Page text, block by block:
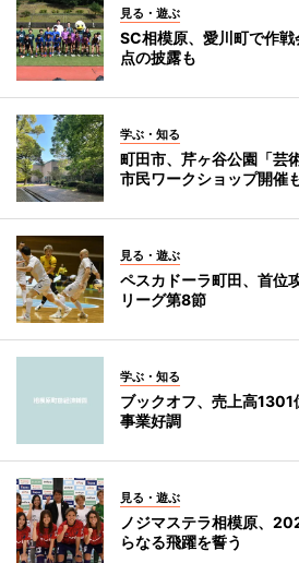
見る・遊ぶ
SC相模原、愛川町で作
点の披露も
学ぶ・知る
町田市、芹ヶ谷公園「芸
市民ワークショップ開催
見る・遊ぶ
ペスカドーラ町田、首
リーグ第8節
学ぶ・知る
ブックオフ、売上高
事業好調
見る・遊ぶ
ノジマステラ相模原、
らなる飛躍を誓う